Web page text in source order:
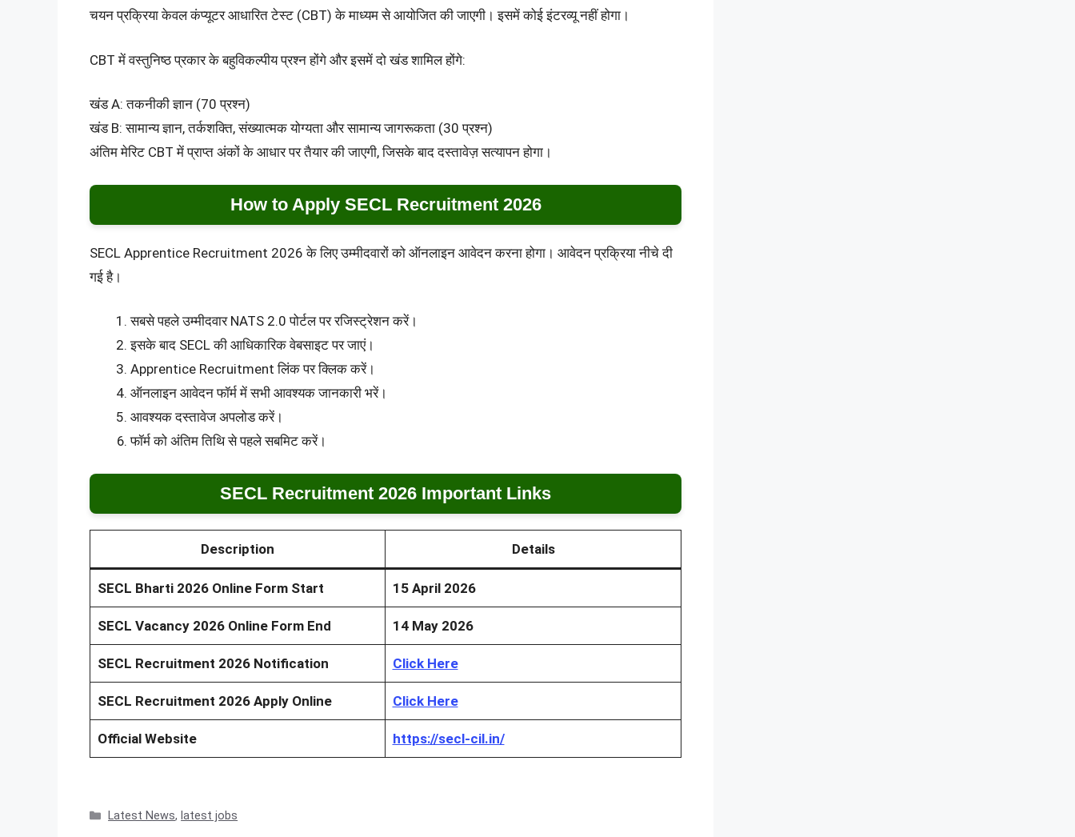
चयन प्रक्रिया केवल कंप्यूटर आधारित टेस्ट (CBT) के माध्यम से आयोजित की जाएगी। इसमें कोई इंटरव्यू नहीं होगा।
CBT में वस्तुनिष्ठ प्रकार के बहुविकल्पीय प्रश्न होंगे और इसमें दो खंड शामिल होंगे:
खंड A: तकनीकी ज्ञान (70 प्रश्न)
खंड B: सामान्य ज्ञान, तर्कशक्ति, संख्यात्मक योग्यता और सामान्य जागरूकता (30 प्रश्न)
अंतिम मेरिट CBT में प्राप्त अंकों के आधार पर तैयार की जाएगी, जिसके बाद दस्तावेज़ सत्यापन होगा।
How to Apply SECL Recruitment 2026
SECL Apprentice Recruitment 2026 के लिए उम्मीदवारों को ऑनलाइन आवेदन करना होगा। आवेदन प्रक्रिया नीचे दी
गई है।
सबसे पहले उम्मीदवार NATS 2.0 पोर्टल पर रजिस्ट्रेशन करें।
इसके बाद SECL की आधिकारिक वेबसाइट पर जाएं।
Apprentice Recruitment लिंक पर क्लिक करें।
ऑनलाइन आवेदन फॉर्म में सभी आवश्यक जानकारी भरें।
आवश्यक दस्तावेज अपलोड करें।
फॉर्म को अंतिम तिथि से पहले सबमिट करें।
SECL Recruitment 2026 Important Links
Description Details
SECL Bharti 2026 Online Form Start 15 April 2026
SECL Vacancy 2026 Online Form End 14 May 2026
SECL Recruitment 2026 Notification Click Here
SECL Recruitment 2026 Apply Online Click Here
Official Website https://secl-cil.in/
Categories
Latest News, latest jobs